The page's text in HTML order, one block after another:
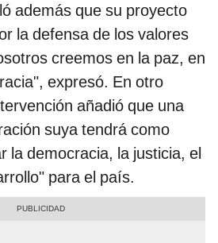
además que su proyecto
la defensa de los valores
creemos en la paz, en
expresó. En otro
añadió que una
suya tendrá como
la democracia, la justicia, el
para el país.